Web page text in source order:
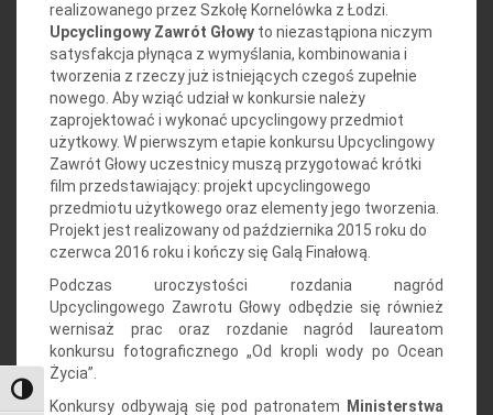
Toggle High Contrast
realizowanego przez Szkołę Kornelówka z Łodzi.
Upcyclingowy Zawrót Głowy to niezastąpiona niczym
satysfakcja płynąca z wymyślania, kombinowania i
tworzenia z rzeczy już istniejących czegoś zupełnie
nowego. Aby wziąć udział w konkursie należy
zaprojektować i wykonać upcyclingowy przedmiot
użytkowy. W pierwszym etapie konkursu Upcyclingowy
Zawrót Głowy uczestnicy muszą przygotować krótki
film przedstawiający: projekt upcyclingowego
przedmiotu użytkowego oraz elementy jego tworzenia.
Projekt jest realizowany od października 2015 roku do
czerwca 2016 roku i kończy się Galą Finałową.
Podczas uroczystości rozdania nagród
Upcyclingowego Zawrotu Głowy odbędzie się również
wernisaż prac oraz rozdanie nagród laureatom
konkursu fotograficznego „Od kropli wody po Ocean
Życia”.
Konkursy odbywają się pod patronatem
Ministerstwa